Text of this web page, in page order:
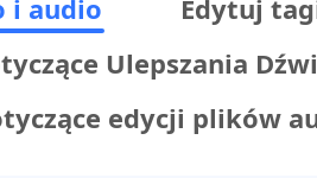
i audio
Edytuj
Ulepszania
edycji plików